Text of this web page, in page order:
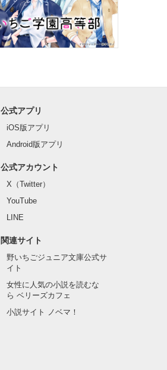
公式アプリ
iOS版アプリ
Android版アプリ
公式アカウント
X（Twitter）
YouTube
LINE
関連サイト
野いちごジュニア文庫公式サ
イト
女性に人気の小説を読むな
ら ベリーズカフェ
小説サイト ノベマ！